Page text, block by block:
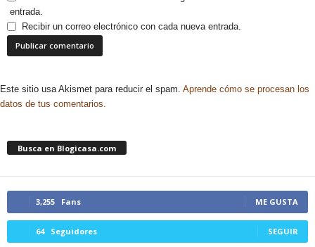
entrada.
Recibir un correo electrónico con cada nueva entrada.
Este sitio usa Akismet para reducir el spam. Aprende cómo se procesan los
datos de tus comentarios.
Busca en Blogicasa.com
3,255 Fans ME GUSTA
64 Seguidores SEGUIR